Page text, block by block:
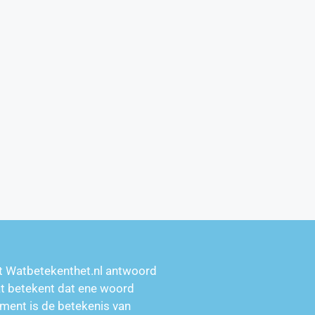
Watbetekenthet.nl antwoord
betekent dat ene woord
is de betekenis van